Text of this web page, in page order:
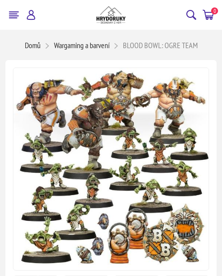
0
Domů Wargaming a barvení BLOOD BOWL: OGRE TEAM